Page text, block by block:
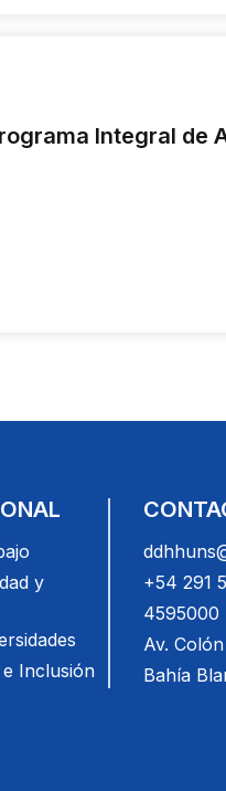
Integral de
y
e Inclusión
+54 291
4595000
Av.
Bahía